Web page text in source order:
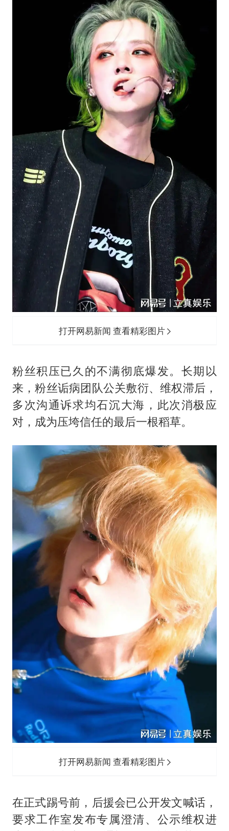
打开网易新闻 查看精彩图片
粉丝积压已久的不满彻底爆发。长期以
来，粉丝诟病团队公关敷衍、维权滞后，
多次沟通诉求均石沉大海，此次消极应
对，成为压垮信任的最后一根稻草。
打开网易新闻 查看精彩图片
在正式踢号前，后援会已公开发文喊话，
要求工作室发布专属澄清、公示维权进